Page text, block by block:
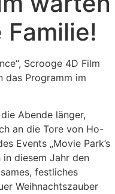
Scrooge 4D Film
das Programm im
Abende länger,
an die Tore von Ho-
Events „Movie Park’s
diesem Jahr den
festliches
Weihnachtszauber